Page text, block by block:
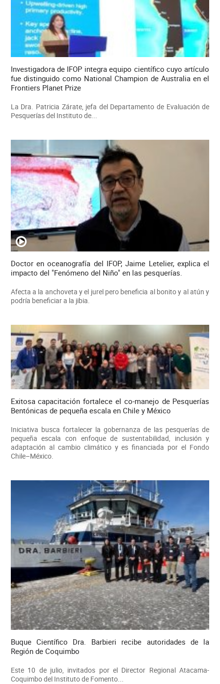
Investigadora de IFOP integra equipo científico cuyo artículo
fue distinguido como National Champion de Australia en el
Frontiers Planet Prize
La Dra. Patricia Zárate, jefa del Departamento de Evaluación de
Pesquerías del Instituto de...
Doctor en oceanografía del IFOP, Jaime Letelier, explica el
impacto del "Fenómeno del Niño" en las pesquerías.
Afecta a la anchoveta y el jurel pero beneficia al bonito y al atún y
podría beneficiar a la jibia.
Exitosa capacitación fortalece el co-manejo de Pesquerías
Bentónicas de pequeña escala en Chile y México
Iniciativa busca fortalecer la gobernanza de las pesquerías de
pequeña escala con enfoque de sustentabilidad, inclusión y
adaptación al cambio climático y es financiada por el Fondo
Chile–México.
Buque Científico Dra. Barbieri recibe autoridades de la
Región de Coquimbo
Este 10 de julio, invitados por el Director Regional Atacama-
Coquimbo del Instituto de Fomento...